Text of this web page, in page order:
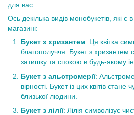
для вас.
Ось декілька видів монобукетів, які є
магазині:
Букет з хризантем: Ця квітка
благополуччя. Букет з хризантем
затишку та спокою в будь-якому
Букет з альстромерії:
вірності. Букет із цих квітів
близької людини.
Букет з лілії: Лілія символізує